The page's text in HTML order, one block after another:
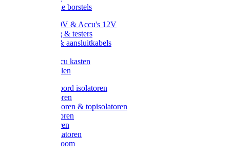
Hygienische borstels
Batterijen 9V & Accu's 12V
Beveiliging & testers
Kabelsets & aansluitkabels
Metalen accu kasten
Zonnepanelen
Draad & koord isolatoren
Ringisolatoren
Extra isolatoren & topisolatoren
Hoekisolatoren
Lintisolatoren
Afstandisolatoren
Isolatorenboom